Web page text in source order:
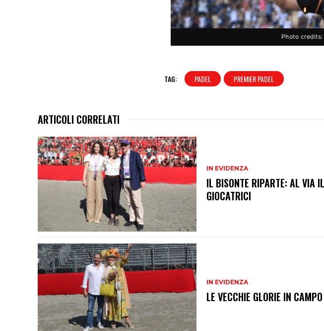
Photo credits:
TAG: PADEL PREMIER PADEL
ARTICOLI CORRELATI
IN EVIDENZA
IL BISONTE RIPARTE: AL VIA
GIOCATRICI
IN EVIDENZA
LE VECCHIE GLORIE IN